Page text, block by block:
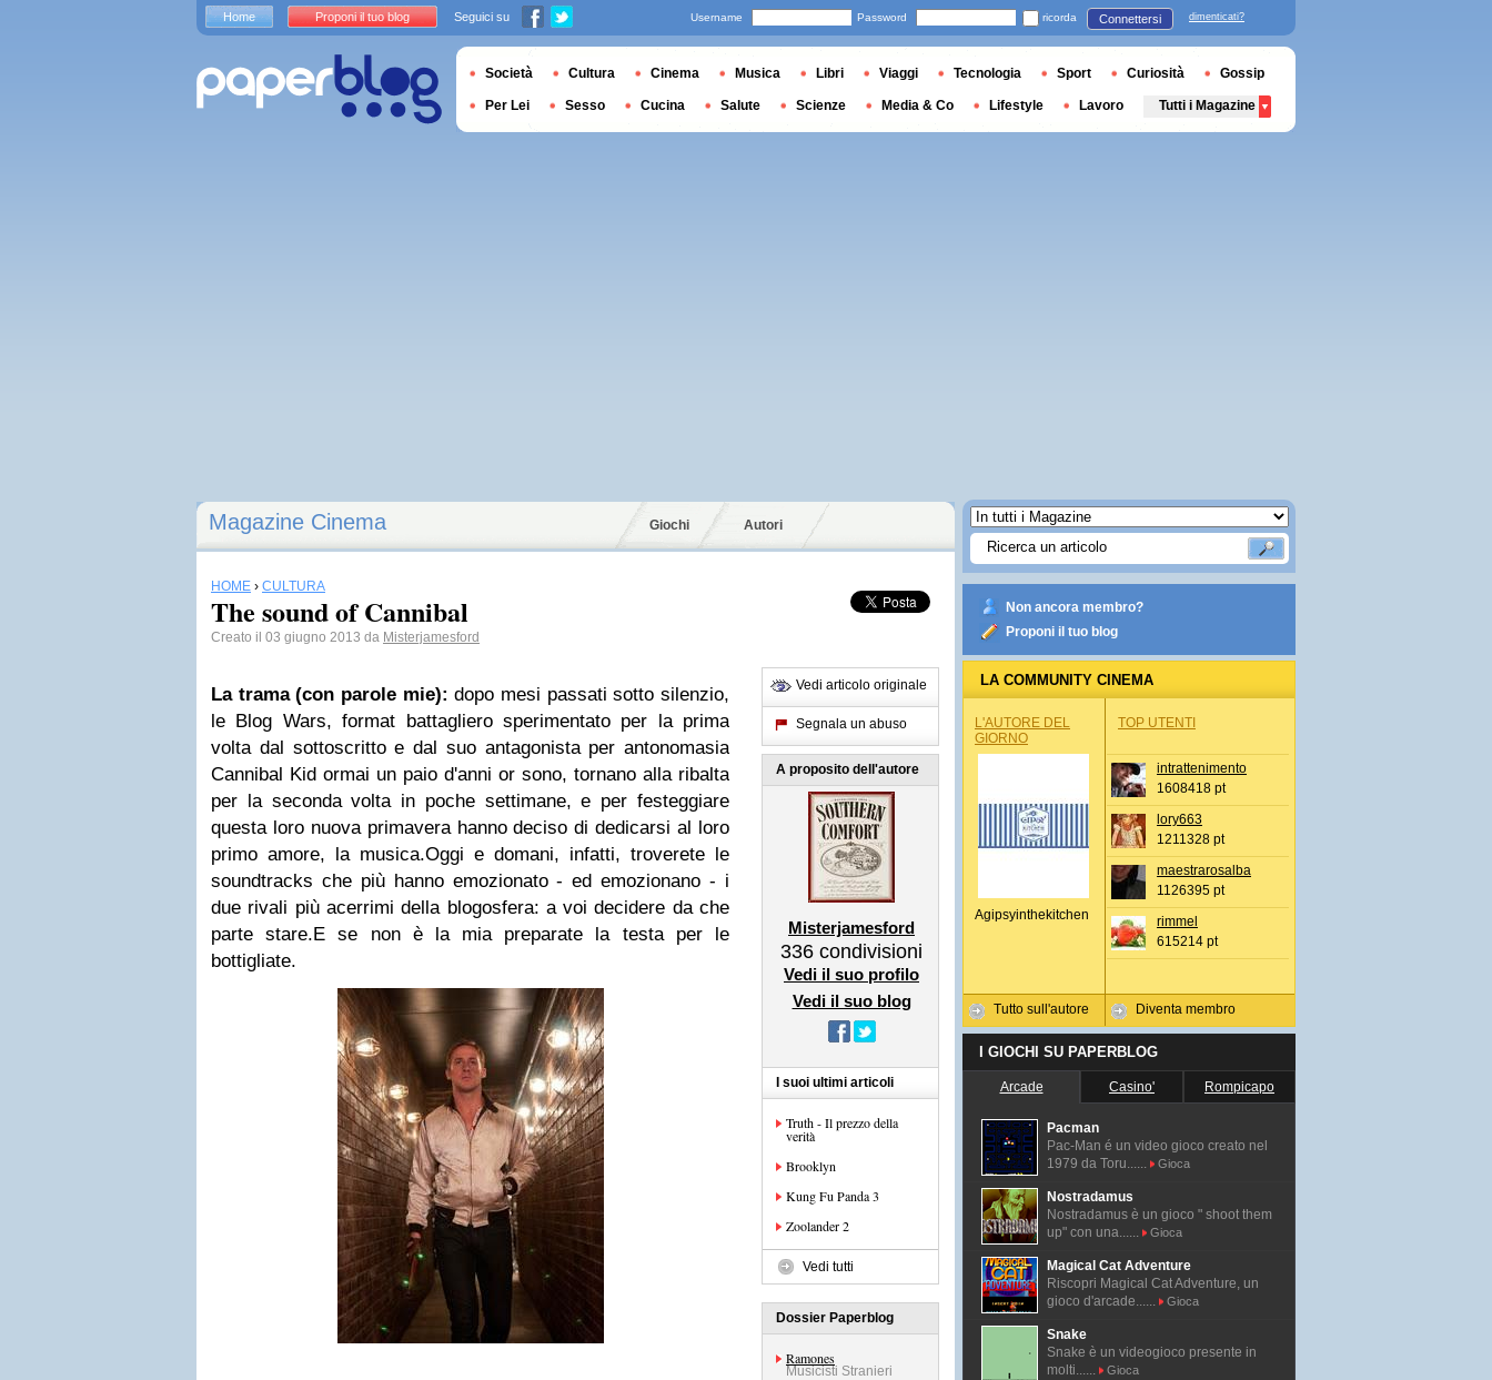
Magazine Cinema Giochi Autori
HOME › CULTURA
The sound of Cannibal
Creato il 03 giugno 2013 da Misterjamesford
La trama (con parole mie):dopo mesi passati sottosilenzio,
le Blog Wars, format battagliero sperimentato per la prima
volta dal sottoscritto e dal suo antagonista per antonomasia
Cannibal Kid ormai un paio d'anni or sono, tornano alla ribalta
per la seconda volta in poche settimane, e per festeggiare
questa loro nuova primavera hanno deciso di dedicarsi al loro
primo amore, la musica.Oggi e domani, infatti, troverete le
soundtracks che più hanno emozionato - ed emozionano - i
due rivali più acerrimi della blogosfera: a voi decidere da che
parte stare.E se non è la mia preparate la testa per le
bottigliate.
Vedi articolo originale
Segnala un abuso
A proposito dell'autore
Misterjamesford
336 condivisioni
Vedi il suo profilo
Vedi il suo blog
I suoi ultimi articoli
Truth - Il prezzo della
verità
Brooklyn
Kung Fu Panda 3
Zoolander 2
Vedi tutti
Dossier Paperblog
Ramones
Musicisti Stranieri
Non ancora membro?
Proponi il tuo blog
LA COMMUNITY CINEMA
L'AUTORE DEL
GIORNO
Agipsyinthekitchen
Tutto sull'autore
TOP UTENTI
intrattenimento
1608418 pt
lory663
1211328 pt
maestrarosalba
1126395 pt
rimmel
615214 pt
Diventa membro
I GIOCHI SU PAPERBLOG
Arcade Casino' Rompicapo
Pacman
Pac-Man é un video gioco creato nel
1979 da Toru......
Gioca
Nostradamus
Nostradamus è un gioco " shoot them
up" con una......
Gioca
Magical Cat Adventure
Riscopri Magical Cat Adventure, un
gioco d'arcade......
Gioca
Snake
Snake è un videogioco presente in
molti......
Gioca
Home Proponi il tuo blog Seguici su Username Password ricorda Connettersi dimenticati?
Società Cultura Cinema Musica Libri Viaggi Tecnologia Sport Curiosità Gossip
Per Lei Sesso Cucina Salute Scienze Media & Co Lifestyle Lavoro Tutti i Magazine